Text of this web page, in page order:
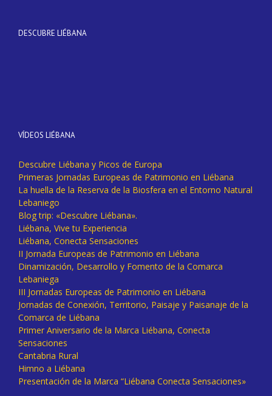
DESCUBRE LIÉBANA
VÍDEOS LIÉBANA
Descubre Liébana y Picos de Europa
Primeras Jornadas Europeas de Patrimonio en Liébana
La huella de la Reserva de la Biosfera en el Entorno Natural
Lebaniego
Blog trip: «Descubre Liébana».
Liébana, Vive tu Experiencia
Liébana, Conecta Sensaciones
II Jornada Europeas de Patrimonio en Liébana
Dinamización, Desarrollo y Fomento de la Comarca
Lebaniega
III Jornadas Europeas de Patrimonio en Liébana
Jornadas de Conexión, Territorio, Paisaje y Paisanaje de la
Comarca de Liébana
Primer Aniversario de la Marca Liébana, Conecta
Sensaciones
Cantabria Rural
Himno a Liébana
Presentación de la Marca “Liébana Conecta Sensaciones»